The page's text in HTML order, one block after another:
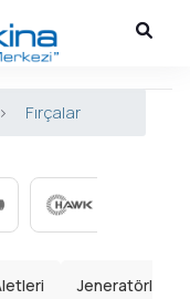
> Fırçalar
Jeneratörler